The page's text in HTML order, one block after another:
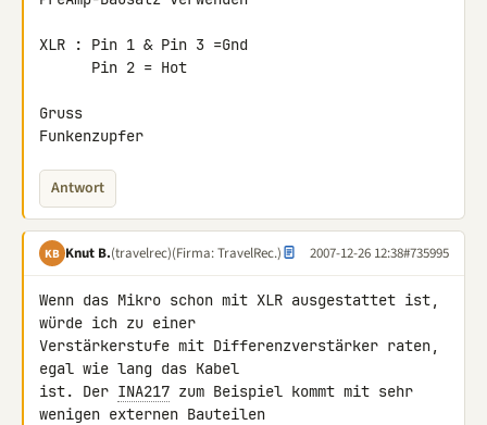
XLR : Pin 1 & Pin 3 =Gnd
Gruss
Funkenzupfer
Antwort
KB Knut B.(travelrec)(Firma: TravelRec.) 2007-12-26 12:38#735995
Wenn das Mikro schon mit XLR ausgestattet ist,
würde ich zu einer
Verstärkerstufe mit Differenzverstärker raten,
egal wie lang das Kabel
ist. Der INA217 zum Beispiel kommt mit sehr
wenigen externen Bauteilen